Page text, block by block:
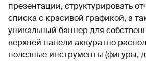
презентации, структурировать
списка с красивой графикой, а
уникальный баннер для
верхней панели аккуратно
полезные инструменты (фигуры,